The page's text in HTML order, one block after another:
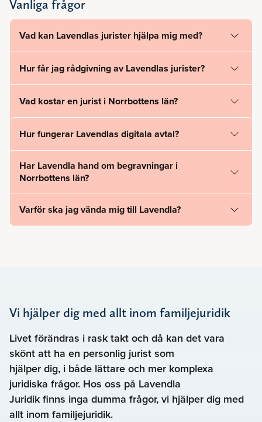
Vanliga frågor
Vad kan Lavendlas jurister hjälpa mig med?
Hur får jag rådgivning av Lavendlas jurister?
Vad kostar en jurist i Norrbottens län?
Hur fungerar Lavendlas digitala avtal?
Har Lavendla hand om begravningar i
Norrbottens län?
Varför ska jag vända mig till Lavendla?
Vi hjälper dig med allt inom familjejuridik
Livet förändras i rask takt och då kan det vara
skönt att ha en personlig jurist som
hjälper dig, i både lättare och mer komplexa
juridiska frågor. Hos oss på Lavendla
Juridik finns inga dumma frågor, vi hjälper dig med
allt inom familjejuridik.